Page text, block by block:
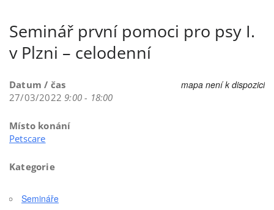
Seminář první pomoci pro psy I.
v Plzni – celodenní
mapa není k dispozici
Datum / čas
27/03/20229:00 - 18:00
Místo konání
Petscare
Kategorie
Semináře